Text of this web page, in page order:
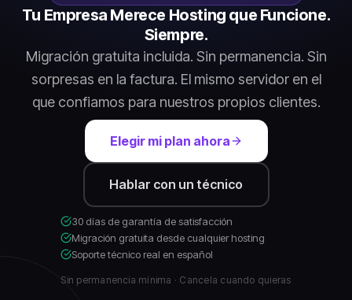
Tu Empresa Merece Hosting que Funcione.
Siempre.
Migración gratuita incluida. Sin permanencia. Sin
sorpresas en la factura. El mismo servidor en el
que confiamos para nuestros propios clientes.
Elegir mi plan ahora
Hablar con un técnico
30 días de garantía de satisfacción
Migración gratuita desde cualquier hosting
Soporte técnico real en español
Sin permanencia mínima · Cancela cuando quieras